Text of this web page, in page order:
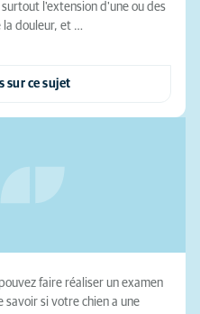
l'extension d'une ou des
douleur, et …
sur ce sujet
faire réaliser un examen
savoir si votre chien a une